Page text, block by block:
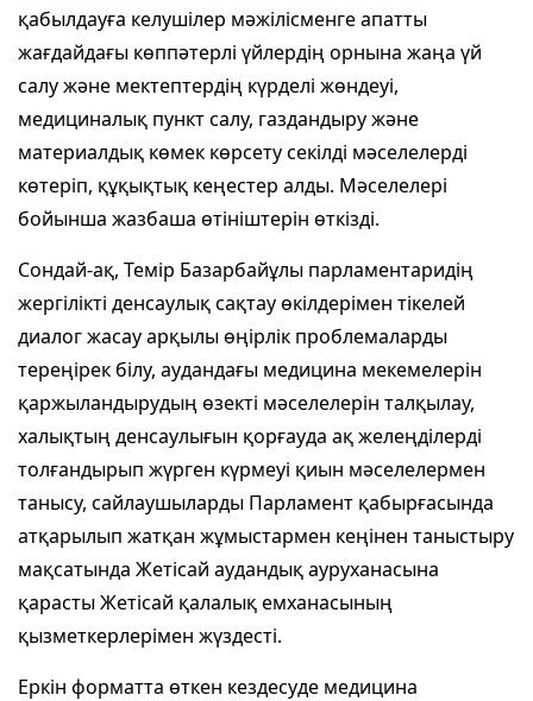
қабылдауға келушілер мәжілісменге апатты
жағдайдағы көппәтерлі үйлердің орнына жаңа үй
салу және мектептердің күрделі жөндеуі,
медициналық пункт салу, газдандыру және
материалдық көмек көрсету секілді мәселелерді
көтеріп, құқықтық кеңестер алды. Мәселелері
бойынша жазбаша өтініштерін өткізді.
Сондай-ақ, Темір Базарбайұлы парламентаридің
жергілікті денсаулық сақтау өкілдерімен тікелей
диалог жасау арқылы өңірлік проблемаларды
тереңірек білу, аудандағы медицина мекемелерін
қаржыландырудың өзекті мәселелерін талқылау,
халықтың денсаулығын қорғауда ақ желеңділерді
толғандырып жүрген күрмеуі қиын мәселелермен
танысу, сайлаушыларды Парламент қабырғасында
атқарылып жатқан жұмыстармен кеңінен таныстыру
мақсатында Жетісай аудандық аурухана­сына
қарасты Жетісай қалалық емха­на­сының
қызметкерлерімен жүздесті.
Еркін форматта өткен кездесуде медицина